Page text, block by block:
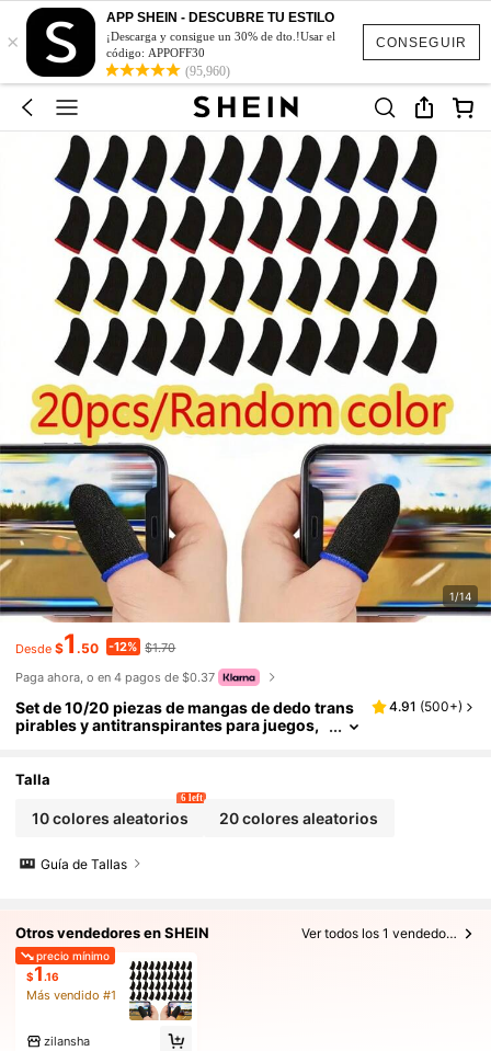
CONSEGUIR
×
APP SHEIN - DESCUBRE TU ESTILO
¡Descarga y consigue un 30% de dto.!Usar el
código: APPOFF30
(95,960)
1/14
Desde $1 .50 -12% $1.70
Paga ahora, o en 4 pagos de $0.37
Set de 10/20 piezas de mangas de dedo trans
pirables y antitranspirantes para juegos,
uena conductividad
4.91 (500+)
Talla
10 colores aleatorios
6 left
20 colores aleatorios
Guía de Tallas
Otros vendedores en SHEIN Ver todos los 1 vendedores
precio mínimo
$1 .16
Más vendido #1
zilansha